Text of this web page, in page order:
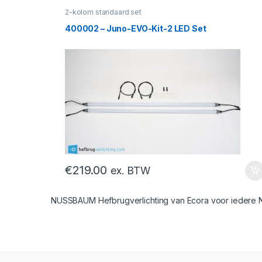
2-kolom standaard set
400002 – Juno-EVO-Kit-2 LED Set
€219.00 ex. BTW
NUSSBAUM Hefbrugverlichting van Ecora voor